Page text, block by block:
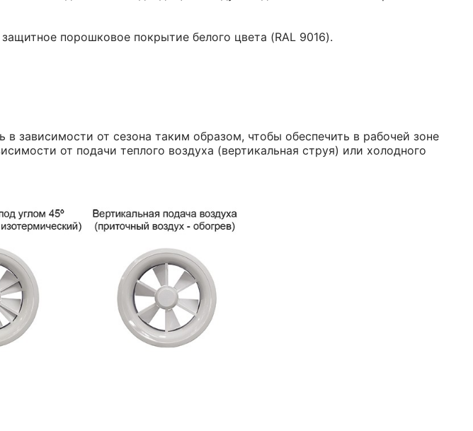
порошковое покрытие белого цвета (RAL 9016).
зависимости от сезона таким образом, чтобы обеспечить в рабочей зоне
от подачи теплого воздуха (вертикальная струя) или холодного